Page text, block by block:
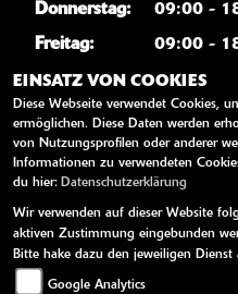
Donnerstag:
09:00 -
Freitag:
09:00 -
Samstag:
09:00 -
Sonntag:
WEITERE LINKS
Youtube
Kawasaki News
Kawasaki Handbücher
EINSATZ VON COOKIES
Diese Webseite verwendet Cookies,
ermöglichen. Diese Daten werden
von Nutzungsprofilen oder anderer
Informationen zu verwendeten
du hier: Datenschutzerklärung
Wir verwenden auf dieser Website
aktiven Zustimmung eingebunden
Bitte hake dazu den jeweiligen
Google Analytics